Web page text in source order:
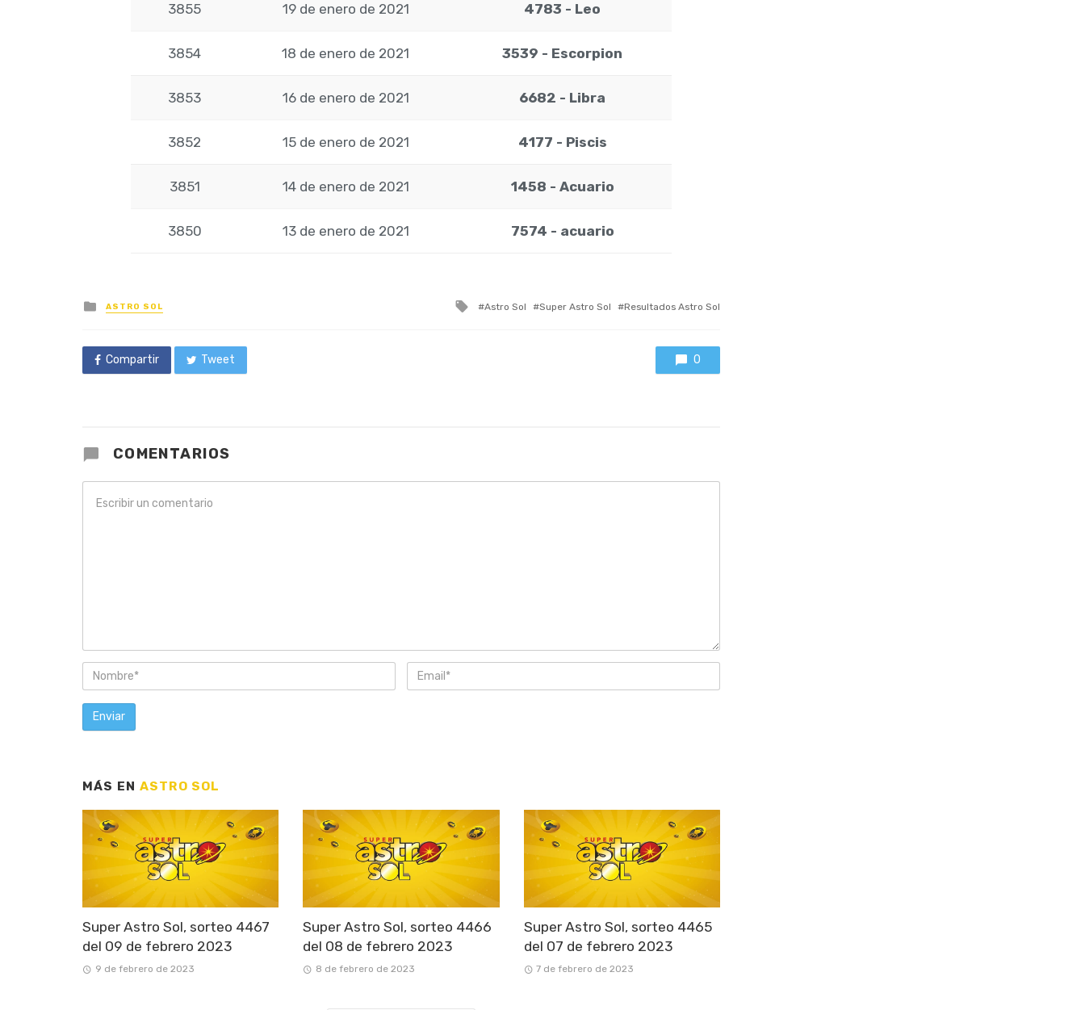
3855 19 de enero de 2021 4783 - Leo
3854 18 de enero de 2021 3539 - Escorpion
3853 16 de enero de 2021 6682 - Libra
3852 15 de enero de 2021 4177 - Piscis
3851 14 de enero de 2021 1458 - Acuario
3850 13 de enero de 2021 7574 - acuario
Posted
in
ASTRO SOL
Tagged
Astro Sol Super Astro Sol Resultados Astro Sol
Compartir Tweet 0
COMENTARIOS
MÁS EN ASTRO SOL
Super Astro Sol, sorteo 4467
del 09 de febrero 2023
9 de febrero de 2023
Super Astro Sol, sorteo 4466
del 08 de febrero 2023
8 de febrero de 2023
Super Astro Sol, sorteo 4465
del 07 de febrero 2023
7 de febrero de 2023